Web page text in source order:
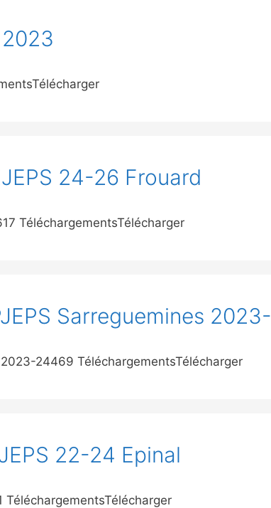
24-26 Frouard
TéléchargementsTélécharger
Sarreguemines
24469 TéléchargementsTélécharger
22-24 Epinal
TéléchargementsTélécharger